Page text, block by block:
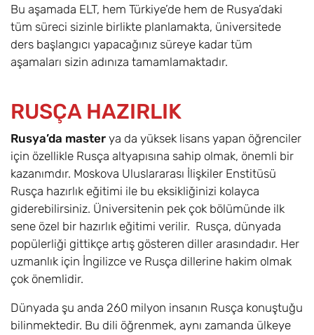
Bu aşamada ELT, hem Türkiye’de hem de Rusya’daki
tüm süreci sizinle birlikte planlamakta, üniversitede
ders başlangıcı yapacağınız süreye kadar tüm
aşamaları sizin adınıza tamamlamaktadır.
RUSÇA HAZIRLIK
Rusya’da master ya da yüksek lisans yapan öğrenciler
için özellikle Rusça altyapısına sahip olmak, önemli bir
kazanımdır. Moskova Uluslararası İlişkiler Enstitüsü
Rusça hazırlık eğitimi ile bu eksikliğinizi kolayca
giderebilirsiniz. Üniversitenin pek çok bölümünde ilk
sene özel bir hazırlık eğitimi verilir. Rusça, dünyada
popülerliği gittikçe artış gösteren diller arasındadır. Her
uzmanlık için İngilizce ve Rusça dillerine hakim olmak
çok önemlidir.
Dünyada şu anda 260 milyon insanın Rusça konuştuğu
bilinmektedir. Bu dili öğrenmek, aynı zamanda ülkeye